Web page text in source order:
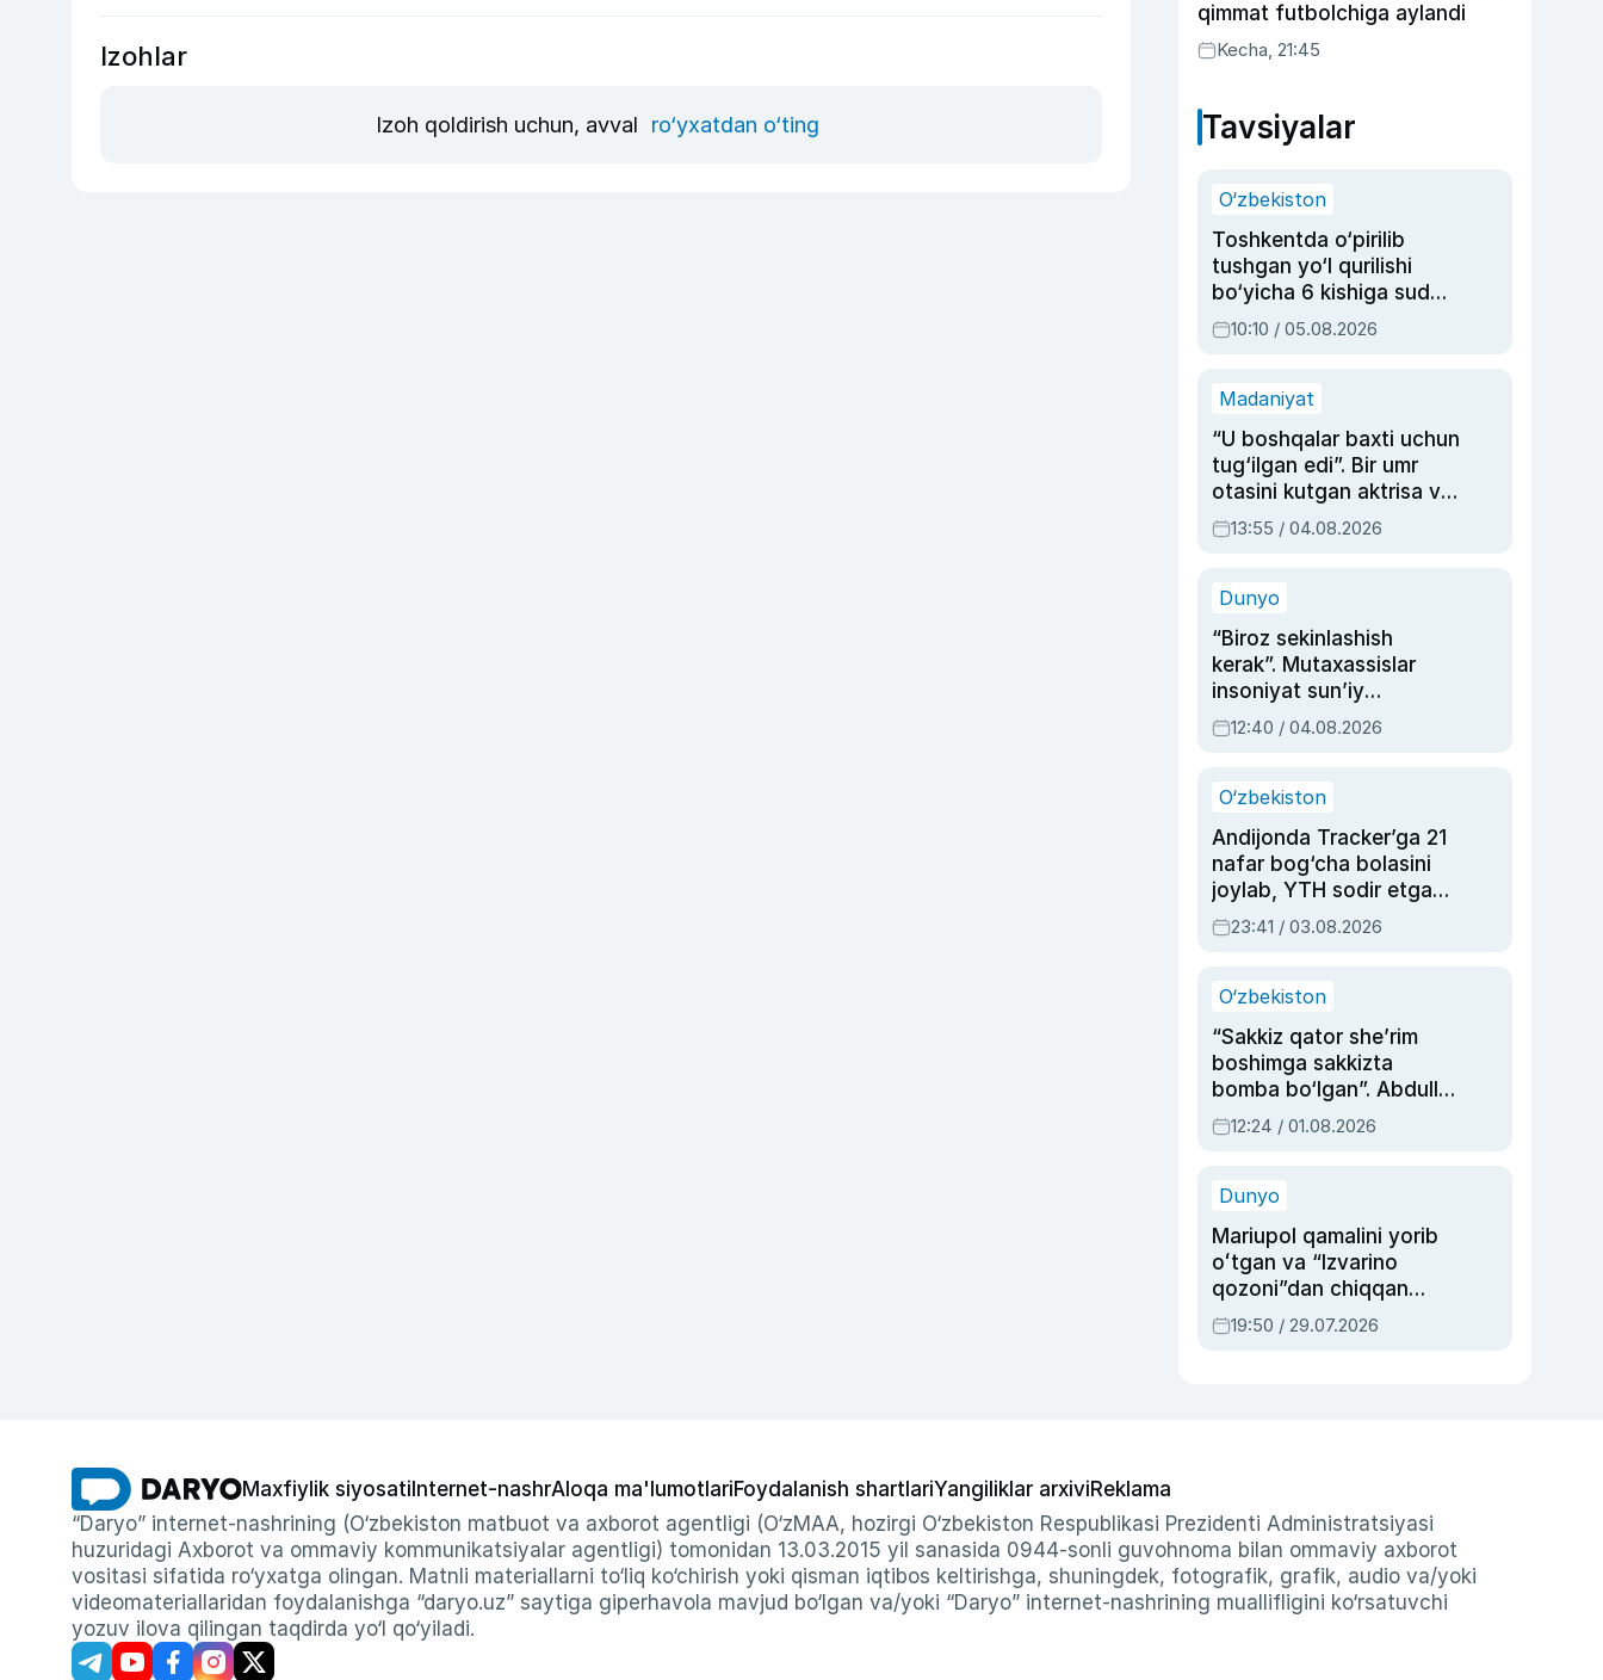
Izohlar
Izoh qoldirish uchun, avval ro‘yxatdan o‘ting
qimmat futbolchiga aylandi
Kecha, 21:45
Tavsiyalar
O‘zbekiston
Toshkentda o‘pirilib
tushgan yo‘l qurilishi
bo‘yicha 6 kishiga sud
hukmi o‘qildi
10:10 / 05.08.2026
Madaniyat
“U boshqalar baxti uchun
tug‘ilgan edi”. Bir umr
otasini kutgan aktrisa va
dublyaj ustasi Rimma
Ahmedovaning
13:55 / 04.08.2026
Dunyo
“Biroz sekinlashish
kerak”. Mutaxassislar
insoniyat sun’iy
intellektni boshqara
olmay qolishidan xavotir
12:40 / 04.08.2026
O‘zbekiston
Andijonda Tracker’ga 21
nafar bog‘cha bolasini
joylab, YTH sodir etgan
ayolga sud hukmi o‘qildi
23:41 / 03.08.2026
O‘zbekiston
“Sakkiz qator she’rim
boshimga sakkizta
bomba bo‘lgan”. Abdulla
Oripovni siyosiy
ayblovlardan asrab
12:24 / 01.08.2026
Dunyo
Mariupol qamalini yorib
oʻtgan va “Izvarino
qozoni”dan chiqqan
qahramon — Ukraina
armiyasi bosh
19:50 / 29.07.2026
Maxfiylik siyosati Internet-nashrAloqa ma'lumotlariFoydalanish shartlariYangiliklar arxiviReklama
“Daryo” internet-nashrining (O‘zbekiston matbuot va axborot agentligi (O‘zMAA, hozirgi O‘zbekiston Respublikasi Prezidenti Administratsiyasi
huzuridagi Axborot va ommaviy kommunikatsiyalar agentligi) tomonidan 13.03.2015 yil sanasida 0944-sonli guvohnoma bilan ommaviy axborot
vositasi sifatida ro‘yxatga olingan. Matnli materiallarni to‘liq ko‘chirish yoki qisman iqtibos keltirishga, shuningdek, fotografik, grafik, audio va/yoki
videomateriallaridan foydalanishga “daryo.uz” saytiga giperhavola mavjud bo‘lgan va/yoki “Daryo” internet-nashrining muallifligini ko‘rsatuvchi
yozuv ilova qilingan taqdirda yo‘l qo‘yiladi.